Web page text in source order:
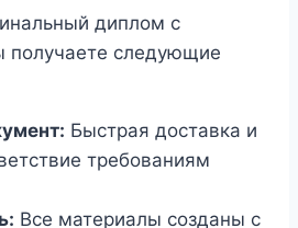
диплом с
получаете следующие
Быстрая доставка и
требованиям
Все материалы созданы с